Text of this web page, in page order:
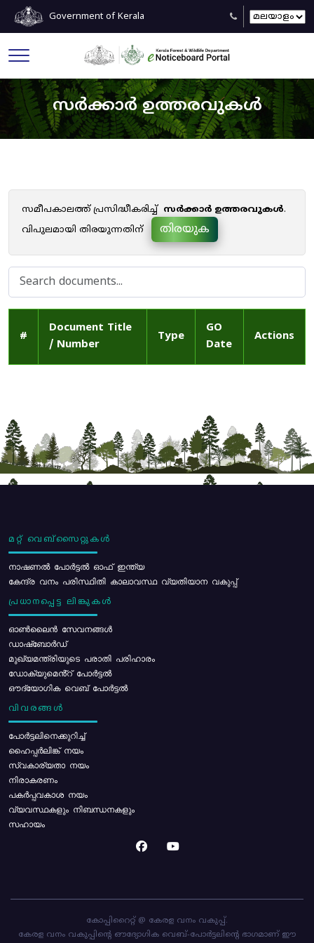
Government of Kerala
സർക്കാർ ഉത്തരവുകൾ
സമീപകാലത്ത് പ്രസിദ്ധീകരിച്ച് സർക്കാർ ഉത്തരവുകൾ.
വിപുലമായി തിരയുന്നതിന്
തിരയുക
#
Document Title
/ Number
Type
GO
Date
Actions
മറ്റ് വെബ്സൈറ്റുകൾ
നാഷണൽ പോർട്ടൽ ഓഫ് ഇന്ത്യ
കേന്ദ്ര വനം പരിസ്ഥിതി കാലാവസ്ഥ വ്യതിയാന വകുപ്പ്
പ്രധാനപ്പെട്ട ലിങ്കുകൾ
ഓൺലൈൻ സേവനങ്ങൾ
ഡാഷ്ബോർഡ്
മുഖ്യമന്ത്രിയുടെ പരാതി പരിഹാരം
ഡോക്യുമെൻ്റ് പോർട്ടൽ
ഔദ്യോഗിക വെബ് പോർട്ടൽ
വിവരങ്ങൾ
പോര്‍ട്ടലിനെക്കുറിച്ച്
ഹൈപ്പർലിങ്ക് നയം
സ്വകാര്യതാ നയം
നിരാകരണം
പകർപ്പവകാശ നയം
വ്യവസ്ഥകളും നിബന്ധനകളും
സഹായം
കോപ്പിറൈറ്റ് @ കേരള വനം വകുപ്പ്.
കേരള വനം വകുപ്പിന്റെ ഔദ്യോഗിക വെബ്-പോർട്ടലിന്റെ ഭാഗമാണ് ഈ